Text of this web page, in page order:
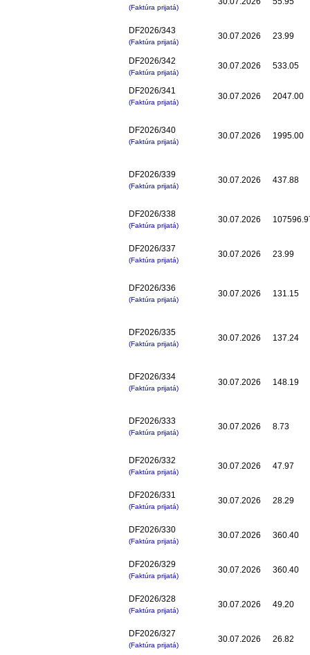
(Faktúra prijatá)
DF2026/343
(Faktúra prijatá)
30.07.2026 23.99
DF2026/342
(Faktúra prijatá)
30.07.2026 533.05
DF2026/341
(Faktúra prijatá)
30.07.2026 2047.00
DF2026/340
(Faktúra prijatá)
30.07.2026 1995.00
DF2026/339
(Faktúra prijatá)
30.07.2026 437.88
DF2026/338
(Faktúra prijatá)
30.07.2026
DF2026/337
(Faktúra prijatá)
30.07.2026 23.99
DF2026/336
(Faktúra prijatá)
30.07.2026 131.15
DF2026/335
(Faktúra prijatá)
30.07.2026 137.24
DF2026/334
(Faktúra prijatá)
30.07.2026 148.19
DF2026/333
(Faktúra prijatá)
30.07.2026 8.73
DF2026/332
(Faktúra prijatá)
30.07.2026 47.97
DF2026/331
(Faktúra prijatá)
30.07.2026 28.29
DF2026/330
(Faktúra prijatá)
30.07.2026 360.40
DF2026/329
(Faktúra prijatá)
30.07.2026 360.40
DF2026/328
(Faktúra prijatá)
30.07.2026 49.20
DF2026/327
(Faktúra prijatá)
30.07.2026 26.82